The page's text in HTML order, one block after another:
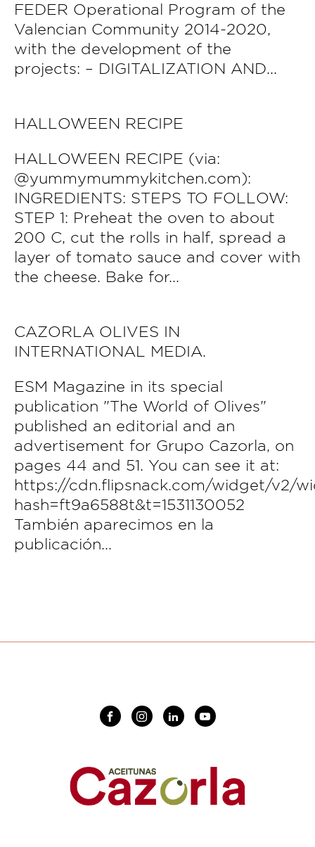
FEDER Operational Program of the
Valencian Community 2014-2020,
with the development of the
projects: – DIGITALIZATION AND...
HALLOWEEN RECIPE
HALLOWEEN RECIPE (via:
@yummymummykitchen.com):
INGREDIENTS: STEPS TO FOLLOW:
STEP 1: Preheat the oven to about
200 C, cut the rolls in half, spread a
layer of tomato sauce and cover with
the cheese. Bake for...
CAZORLA OLIVES IN
INTERNATIONAL MEDIA.
ESM Magazine in its special
publication "The World of Olives"
published an editorial and an
advertisement for Grupo Cazorla, on
pages 44 and 51. You can see it at:
https://cdn.flipsnack.com/widget/v2/
hash=ft9a6588t&t=1531130052
También aparecimos en la
publicación...